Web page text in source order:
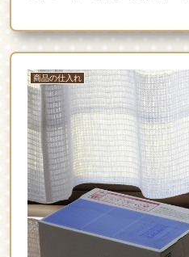
商品の仕入れ